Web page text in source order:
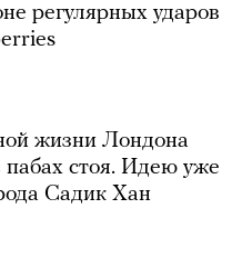
регулярных ударов
жизни Лондона
пабах стоя. Идею уже
Садик Хан